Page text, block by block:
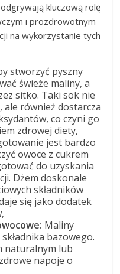
kluczową rolę
i prozdrowotnym
na wykorzystanie tych
stworzyć pyszny
świeże maliny, a
sitko. Taki sok nie
ale również dostarcza
co czyni go
zdrowej diety,
jest bardzo
owoce z cukrem
do uzyskania
Dżem doskonale
składników
się jako dodatek
Maliny
bazowego.
naturalnym lub
napoje o